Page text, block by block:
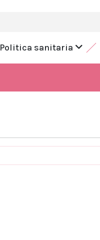
Politica sanitaria